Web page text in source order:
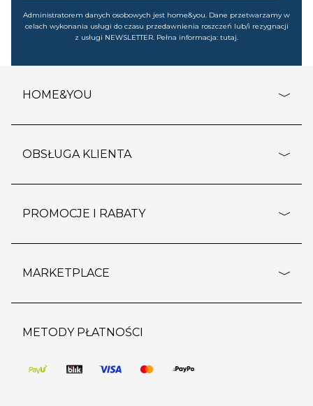
Administratorem danych osobowych jest home&you. Dane przetwarzamy w
celach wykonania usługi do czasu przedawnienia roszczeń lub/i rezygnacji
z usługi NEWSLETTER. Pełna informacja: tutaj.
HOME&YOU
o firmie
polityka prywatności
kontakt
OBSŁUGA KLIENTA
dostawy i płatność
wypis z subskrypcji
regulamin sklepu
pozostałe regulaminy
PROMOCJE I RABATY
outlet
regulaminy promocji
MARKETPLACE
strefa marek
pomoc dla sprzedawców
METODY PŁATNOŚCI